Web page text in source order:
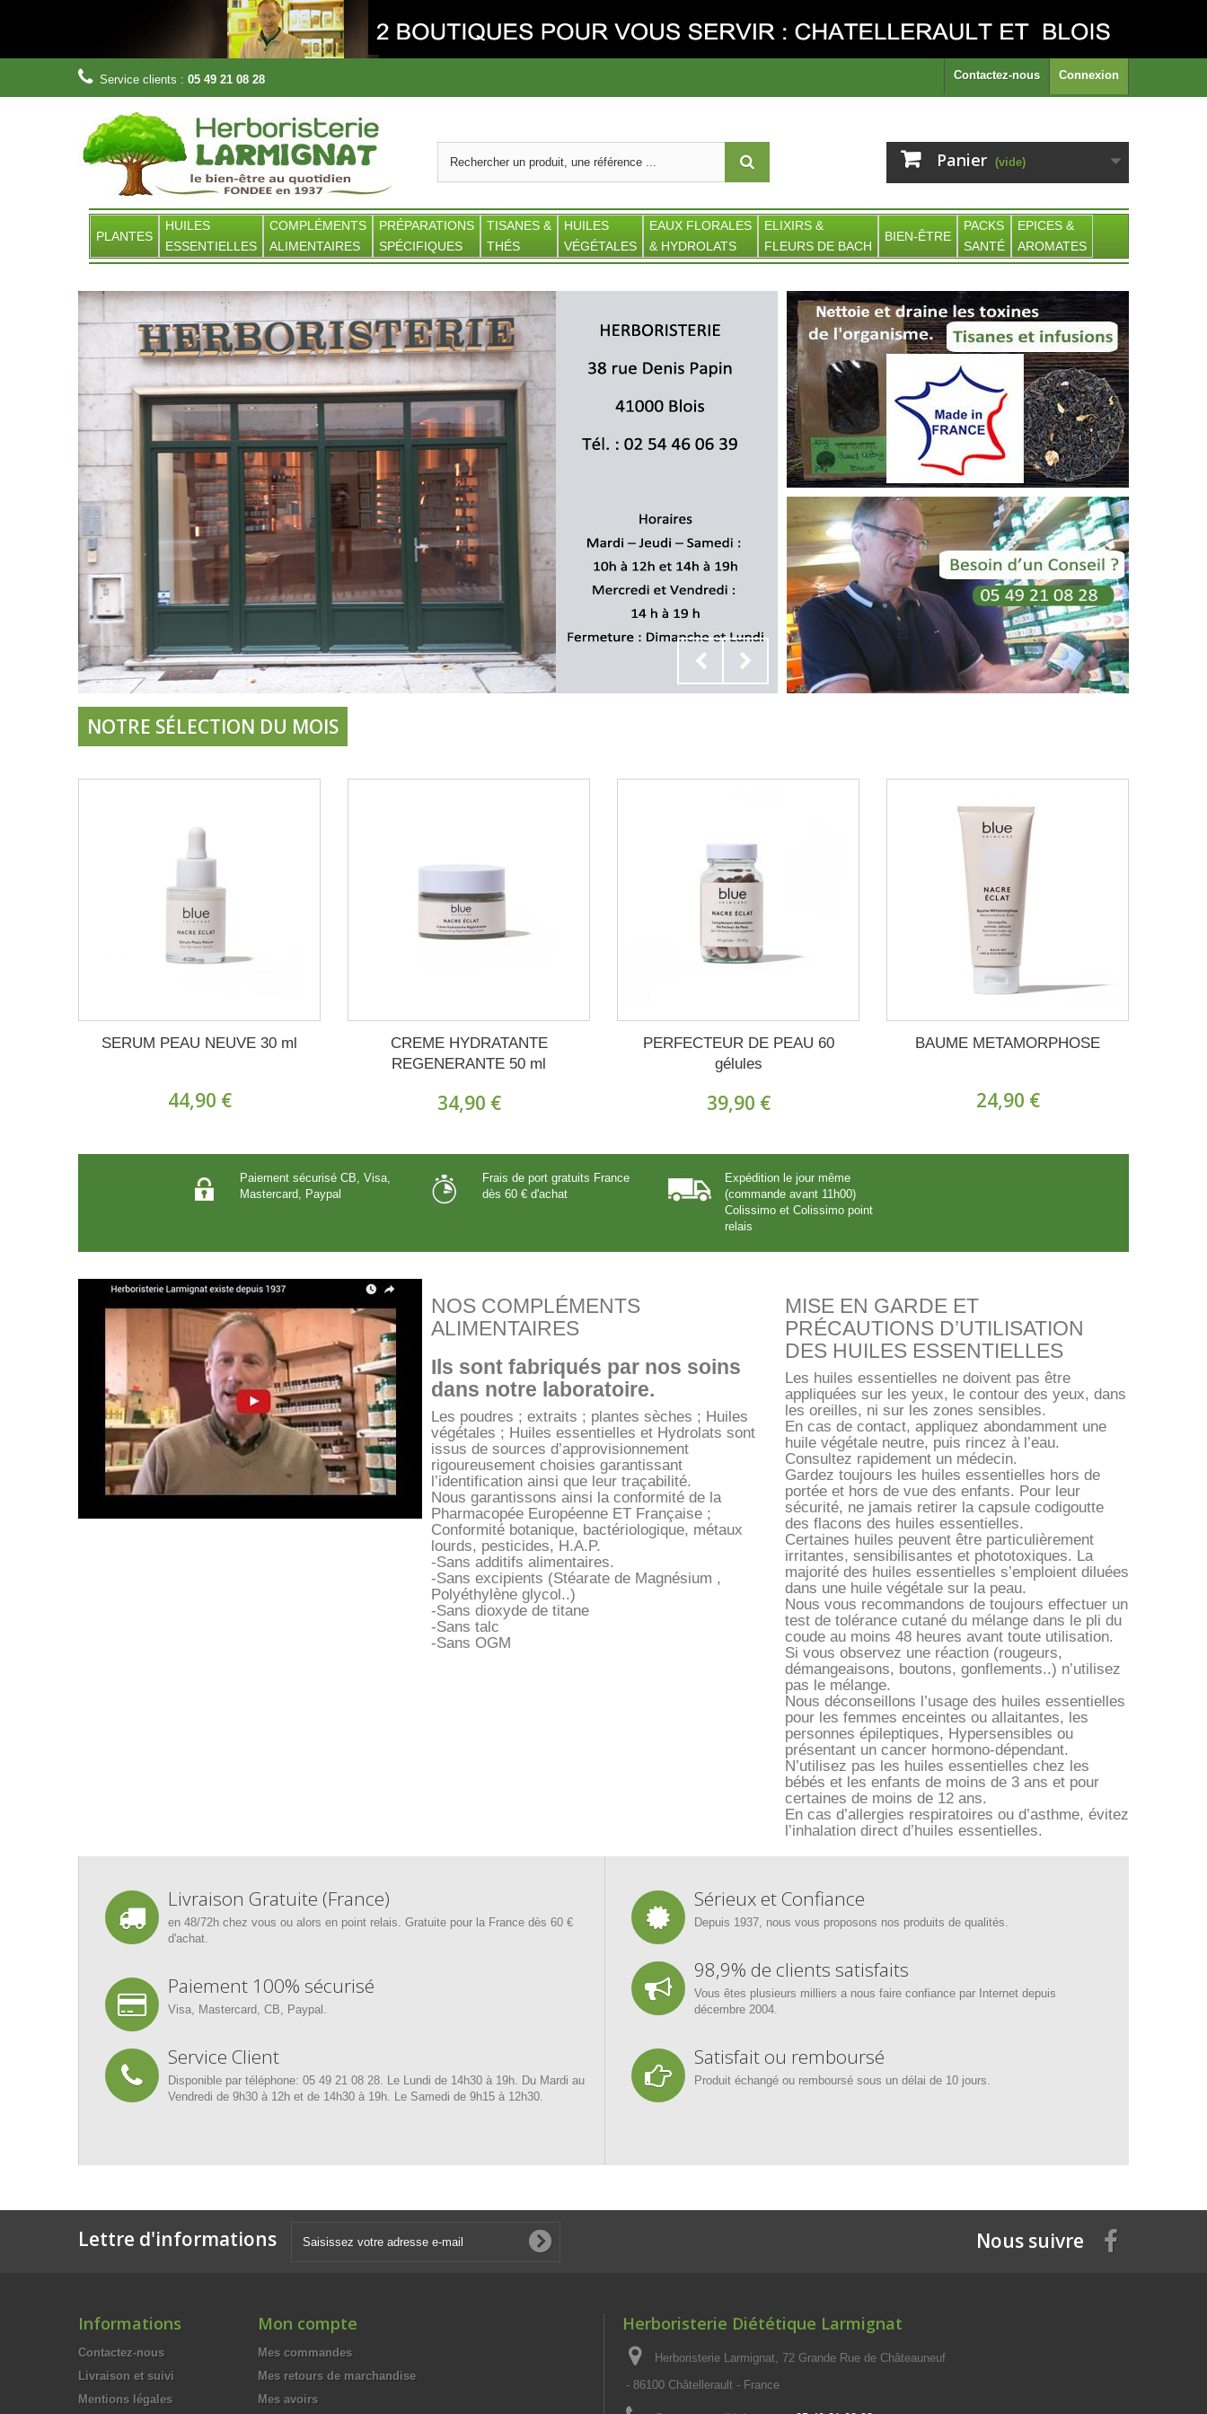
Connexion
Contactez-nous
Service clients : 05 49 21 08 28
Panier (vide)
PLANTES
HUILES
ESSENTIELLES
COMPLÉMENTS
ALIMENTAIRES
PRÉPARATIONS
SPÉCIFIQUES
TISANES &
THÉS
HUILES
VÉGÉTALES
EAUX FLORALES
& HYDROLATS
ELIXIRS &
FLEURS DE BACH
BIEN-ÊTRE
PACKS
SANTÉ
EPICES &
AROMATES
NOTRE SÉLECTION DU MOIS
SERUM PEAU NEUVE 30 ml
44,90 €
CREME HYDRATANTE
REGENERANTE 50 ml
34,90 €
PERFECTEUR DE PEAU 60
gélules
39,90 €
BAUME METAMORPHOSE
24,90 €
Paiement sécurisé CB, Visa,
Mastercard, Paypal
Frais de port gratuits France
dès 60 € d'achat
Expédition le jour même
(commande avant 11h00)
Colissimo et Colissimo point
relais
NOS COMPLÉMENTS
ALIMENTAIRES
Ils sont fabriqués par nos soins
dans notre laboratoire.
Les poudres ; extraits ; plantes sèches ; Huiles
végétales ; Huiles essentielles et Hydrolats sont
issus de sources d’approvisionnement
rigoureusement choisies garantissant
l’identification ainsi que leur traçabilité.
Nous garantissons ainsi la conformité de la
Pharmacopée Européenne ET Française ;
Conformité botanique, bactériologique, métaux
lourds, pesticides, H.A.P.
-Sans additifs alimentaires.
-Sans excipients (Stéarate de Magnésium ,
Polyéthylène glycol..)
-Sans dioxyde de titane
-Sans talc
-Sans OGM
MISE EN GARDE ET
PRÉCAUTIONS D’UTILISATION
DES HUILES ESSENTIELLES
Les huiles essentielles ne doivent pas être
appliquées sur les yeux, le contour des yeux, dans
les oreilles, ni sur les zones sensibles.
En cas de contact, appliquez abondamment une
huile végétale neutre, puis rincez à l’eau.
Consultez rapidement un médecin.
Gardez toujours les huiles essentielles hors de
portée et hors de vue des enfants. Pour leur
sécurité, ne jamais retirer la capsule codigoutte
des flacons des huiles essentielles.
Certaines huiles peuvent être particulièrement
irritantes, sensibilisantes et phototoxiques. La
majorité des huiles essentielles s’emploient diluées
dans une huile végétale sur la peau.
Nous vous recommandons de toujours effectuer un
test de tolérance cutané du mélange dans le pli du
coude au moins 48 heures avant toute utilisation.
Si vous observez une réaction (rougeurs,
démangeaisons, boutons, gonflements..) n’utilisez
pas le mélange.
Nous déconseillons l’usage des huiles essentielles
pour les femmes enceintes ou allaitantes, les
personnes épileptiques, Hypersensibles ou
présentant un cancer hormono-dépendant.
N’utilisez pas les huiles essentielles chez les
bébés et les enfants de moins de 3 ans et pour
certaines de moins de 12 ans.
En cas d’allergies respiratoires ou d’asthme, évitez
l’inhalation direct d’huiles essentielles.
Livraison Gratuite (France)
en 48/72h chez vous ou alors en point relais. Gratuite pour la France dès 60 €
d'achat.
Paiement 100% sécurisé
Visa, Mastercard, CB, Paypal.
Service Client
Disponible par téléphone: 05 49 21 08 28. Le Lundi de 14h30 à 19h. Du Mardi au
Vendredi de 9h30 à 12h et de 14h30 à 19h. Le Samedi de 9h15 à 12h30.
Sérieux et Confiance
Depuis 1937, nous vous proposons nos produits de qualités.
98,9% de clients satisfaits
Vous êtes plusieurs milliers a nous faire confiance par Internet depuis
décembre 2004.
Satisfait ou remboursé
Produit échangé ou remboursé sous un délai de 10 jours.
Lettre d'informations Nous suivre
Informations
Contactez-nous
Livraison et suivi
Mentions légales
Mon compte
Mes commandes
Mes retours de marchandise
Mes avoirs
Herboristerie Diététique Larmignat
Herboristerie Larmignat, 72 Grande Rue de Châteauneuf
- 86100 Châtellerault - France